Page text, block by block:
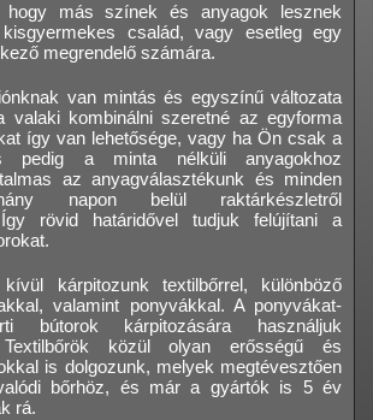
hogy más színek és anyagok lesznek
család, vagy esetleg egy
megrendelő számára.
van mintás és egyszínű változata
valaki kombinálni szeretné az egyforma
így van lehetősége, vagy ha Ön csak a
pedig a minta nélküli anyagokhoz
az anyagválasztékunk és minden
napon belül raktárkészletről
Így rövid határidővel tudjuk felújítani a
kárpitozunk textilbőrrel, különböző
valamint ponyvákkal. A ponyvákat-
bútorok kárpitozására használjuk
Textilbőrök közül olyan erősségű és
is dolgozunk, melyek megtévesztően
bőrhöz, és már a gyártók is 5 év
rá.